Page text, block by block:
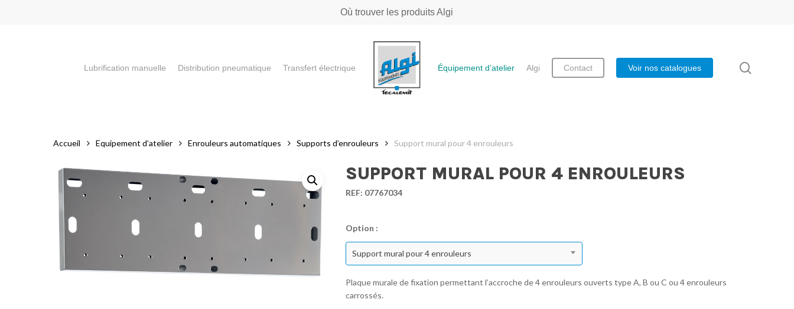
Où trouver les produits Algi
Lubrification manuelle Distribution pneumatique Transfert électrique Équipement d’atelier Algi Contact Voir nos catalogues
Accueil Equipement d’atelier Enrouleurs automatiques Supports d’enrouleurs Support mural pour 4 enrouleurs
SUPPORT MURAL POUR 4 ENROULEURS
REF: 07767034
Option :
Support mural pour 4 enrouleurs
Plaque murale de fixation permettant l’accroche de 4 enrouleurs ouverts type A, B ou C ou 4 enrouleurs
carrossés.